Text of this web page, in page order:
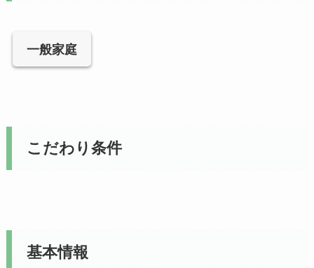
一般家庭
こだわり条件
基本情報